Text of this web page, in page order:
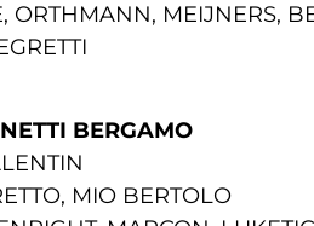
MEIJNERS,
BERGAMO
MIO BERTOLO